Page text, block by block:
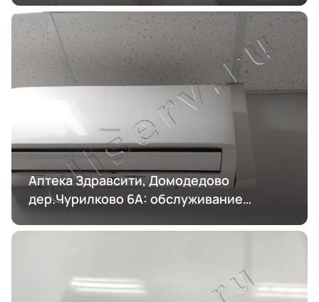
Аптека Здравсити, Домодедово
дер.Чурилково 6А: обслуживание